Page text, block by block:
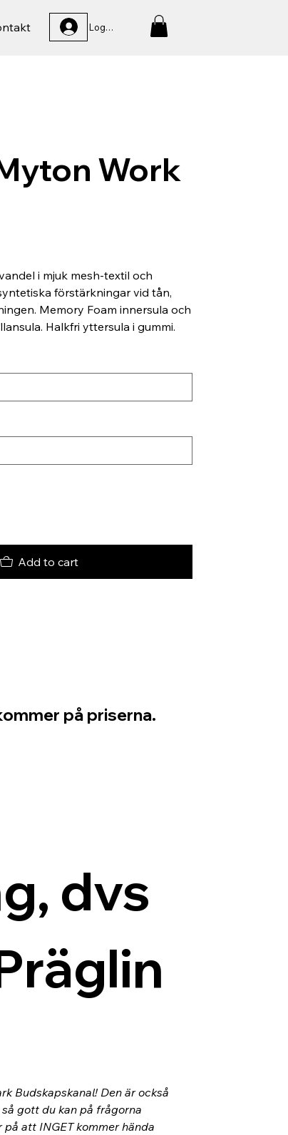
Logga In
Work
i mjuk mesh-textil och
förstärkningar vid tån,
Memory Foam innersula och
Halkfri yttersula i gummi.
Add to cart
på priserna.
dvs
Budskapskanal! Den är också
gott du kan på frågorna
att INGET kommer hända